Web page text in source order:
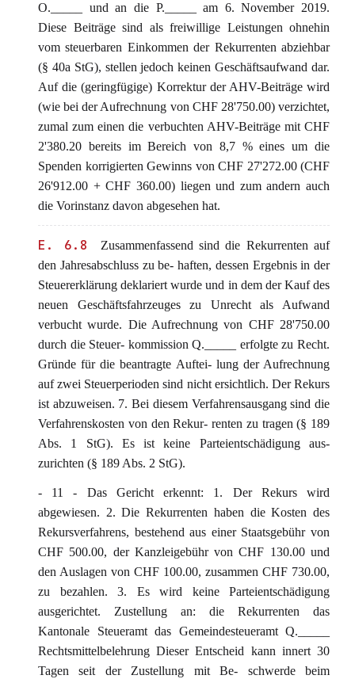
O._____ und an die P._____ am 6. November 2019.
Diese Beiträge sind als freiwillige Leistungen ohnehin
vom steuerbaren Einkommen der Rekurrenten abziehbar
(§ 40a StG), stellen jedoch keinen Geschäftsaufwand dar.
Auf die (geringfügige) Korrektur der AHV-Beiträge wird
(wie bei der Aufrechnung von CHF 28'750.00) verzichtet,
zumal zum einen die verbuchten AHV-Beiträge mit CHF
2'380.20 bereits im Bereich von 8,7 % eines um die
Spenden korrigierten Gewinns von CHF 27'272.00 (CHF
26'912.00 + CHF 360.00) liegen und zum andern auch
die Vorinstanz davon abgesehen hat.
E. 6.8
Zusammenfassend sind die Rekurrenten auf
den Jahresabschluss zu be- haften, dessen Ergebnis in der
Steuererklärung deklariert wurde und in dem der Kauf des
neuen Geschäftsfahrzeuges zu Unrecht als Aufwand
verbucht wurde. Die Aufrechnung von CHF 28'750.00
durch die Steuer- kommission Q._____ erfolgte zu Recht.
Gründe für die beantragte Auftei- lung der Aufrechnung
auf zwei Steuerperioden sind nicht ersichtlich. Der Rekurs
ist abzuweisen. 7. Bei diesem Verfahrensausgang sind die
Verfahrenskosten von den Rekur- renten zu tragen (§ 189
Abs. 1 StG). Es ist keine Parteientschädigung aus-
zurichten (§ 189 Abs. 2 StG).
- 11 - Das Gericht erkennt: 1. Der Rekurs wird
abgewiesen. 2. Die Rekurrenten haben die Kosten des
Rekursverfahrens, bestehend aus einer Staatsgebühr von
CHF 500.00, der Kanzleigebühr von CHF 130.00 und
den Auslagen von CHF 100.00, zusammen CHF 730.00,
zu bezahlen. 3. Es wird keine Parteientschädigung
ausgerichtet. Zustellung an: die Rekurrenten das
Kantonale Steueramt das Gemeindesteueramt Q._____
Rechtsmittelbelehrung Dieser Entscheid kann innert 30
Tagen seit der Zustellung mit Be- schwerde beim